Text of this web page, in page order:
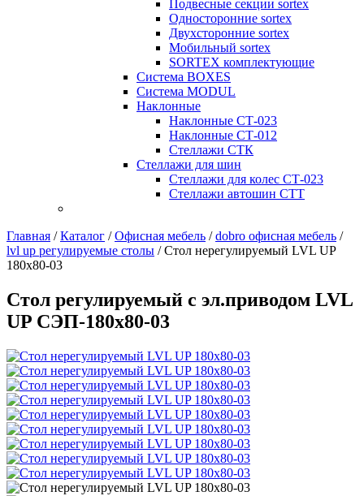
Подвесные секции sortex
Односторонние sortex
Двухсторонние sortex
Мобильный sortex
SORTEX комплектующие
Система BOXES
Система MODUL
Наклонные
Наклонные СТ-023
Наклонные СТ-012
Стеллажи СТК
Стеллажи для шин
Стеллажи для колес СТ-023
Стеллажи автошин СТТ
Главная /Каталог /Офисная мебель /dobro офисная мебель /
lvl up регулируемые столы /Стол нерегулируемый LVL UP
180х80-03
Стол регулируемый с эл.приводом LVL
UP СЭП-180х80-03